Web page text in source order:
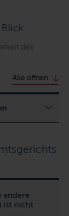
des
Alle öffnen
andere
ist nicht